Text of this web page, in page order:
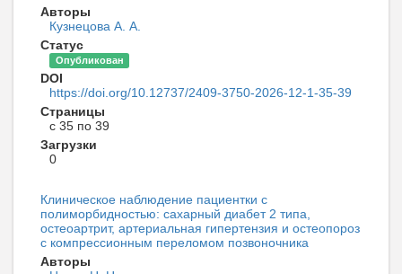
Авторы
Кузнецова А. А.
Статус
Опубликован
DOI
https://doi.org/10.12737/2409-3750-2026-12-1-35-39
Страницы
с 35 по 39
Загрузки
0
Клиническое наблюдение пациентки с
полиморбидностью: сахарный диабет 2 типа,
остеоартрит, артериальная гипертензия и остеопороз
с компрессионным переломом позвоночника
Авторы